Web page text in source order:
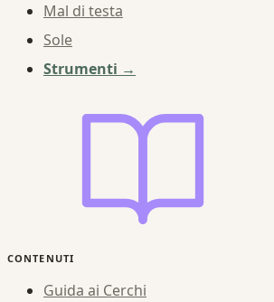
Mal di testa
Sole
Strumenti →
CONTENUTI
Guida ai Cerchi